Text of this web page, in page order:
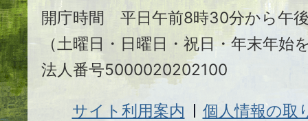
開庁時間 平日午前8時30分から午
（土曜日・日曜日・祝日・年末年始
法人番号5000020202100
サイト利用案内
個人情報の取